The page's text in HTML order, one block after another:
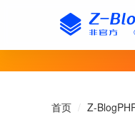
首页 / Z-